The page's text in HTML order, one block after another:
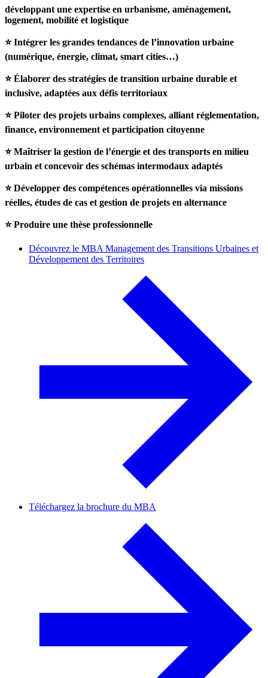
développant une expertise en urbanisme, aménagement,
logement, mobilité et logistique
⭐ Intégrer les grandes tendances de l’innovation urbaine
(numérique, énergie, climat, smart cities…)
⭐ Élaborer des stratégies de transition urbaine durable et
inclusive, adaptées aux défis territoriaux
⭐ Piloter des projets urbains complexes, alliant réglementation,
finance, environnement et participation citoyenne
⭐ Maîtriser la gestion de l’énergie et des transports en milieu
urbain et concevoir des schémas intermodaux adaptés
⭐ Développer des compétences opérationnelles via missions
réelles, études de cas et gestion de projets en alternance
⭐ Produire une thèse professionnelle
Découvrez le MBA Management des Transitions Urbaines et
Développement des Territoires
Téléchargez la brochure du MBA